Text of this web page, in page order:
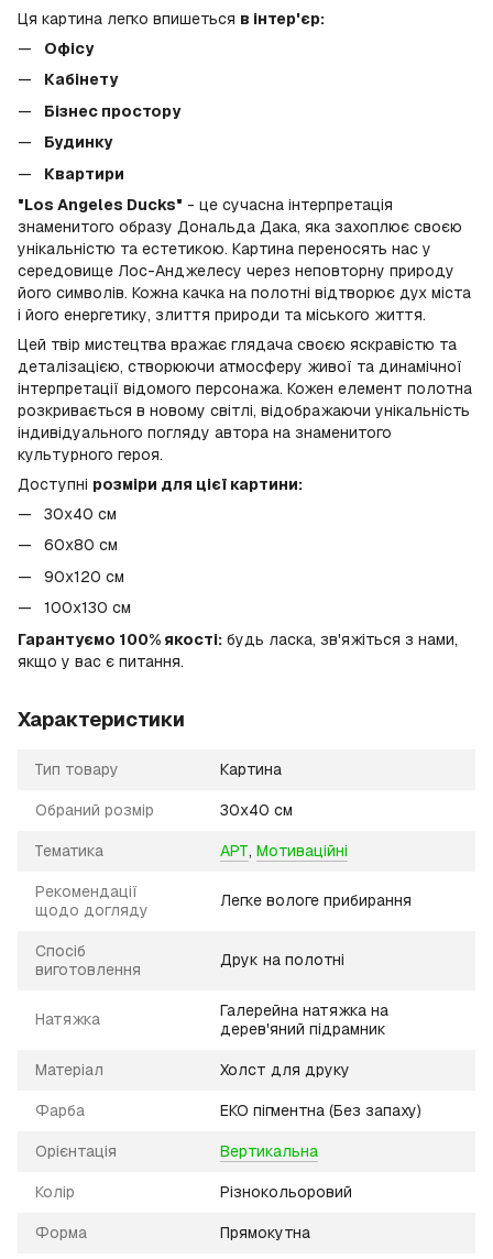
Ця картина легко впишеться в інтер'єр:
Офісу
Кабінету
Бізнес простору
Будинку
Квартири
"Los Angeles Ducks" - це сучасна інтерпретація
знаменитого образу Дональда Дака, яка захоплює своєю
унікальністю та естетикою. Картина переносять нас у
середовище Лос-Анджелесу через неповторну природу
його символів. Кожна качка на полотні відтворює дух міста
і його енергетику, злиття природи та міського життя.
Цей твір мистецтва вражає глядача своєю яскравістю та
деталізацією, створюючи атмосферу живої та динамічної
інтерпретації відомого персонажа. Кожен елемент полотна
розкривається в новому світлі, відображаючи унікальність
індивідуального погляду автора на знаменитого
культурного героя.
Доступні розміри для цієї картини:
30x40 см
60x80 см
90x120 см
100х130 см
Гарантуємо 100% якості: будь ласка, зв'яжіться з нами,
якщо у вас є питання.
Характеристики
Тип товару Картина
Обраний розмір 30х40 см
Тематика АРТ, Мотиваційні
Рекомендації
щодо догляду
Легке вологе прибирання
Спосіб
виготовлення
Друк на полотні
Натяжка
Галерейна натяжка на
дерев'яний підрамник
Матеріал Холст для друку
Фарба ЕКО пігментна (Без запаху)
Орієнтація Вертикальна
Колір Різнокольоровий
Форма Прямокутна